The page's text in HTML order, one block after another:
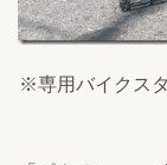
※専用バイクス